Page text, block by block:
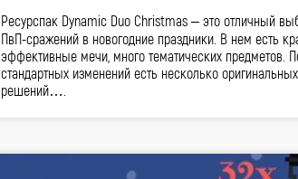
Ресурспак Dynamic Duo Christmas – это отличный
ПвП-сражений в новогодние праздники. В нем есть
эффективные мечи, много тематических предметов.
стандартных изменений есть несколько оригинальных
решений….